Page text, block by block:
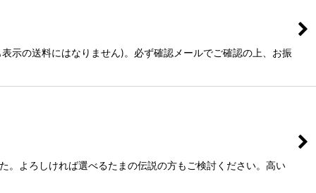
の送料にはなりません)。必ず確認メールでご確認の上、お振
よろしければ選べるたまの伝説の方もご検討ください。高い